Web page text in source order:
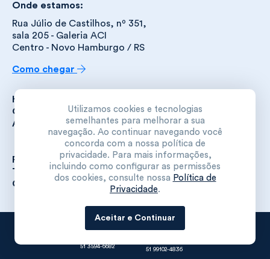
Onde estamos:
Rua Júlio de Castilhos, nº 351,
sala 205 - Galeria ACI
Centro - Novo Hamburgo / RS
Como chegar
Home
Quem Somos
Áreas de Atuação
Previdenciário
Trabalhista Empresarial
Publicações
Trabalhe Conosco
Contato
direitos reservados.
51 3594-6682
51 99102-4836
Utilizamos cookies e tecnologias
semelhantes para melhorar a sua
navegação. Ao continuar navegando você
concorda com a nossa política de
privacidade. Para mais informações,
incluindo como configurar as permissões
dos cookies, consulte nossa Política de
Privacidade.
Aceitar e Continuar